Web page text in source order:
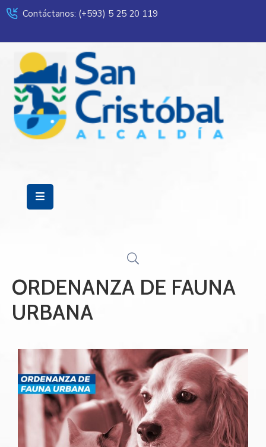
Contáctanos: (+593) 5 25 20 119
Servicios
Municipalidad
Mi
Ciudad
Transparencia
ORDENANZA DE FAUNA
URBANA